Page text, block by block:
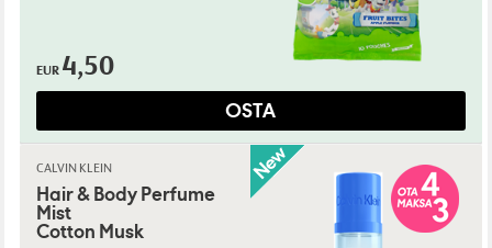
EUR 4,50
OSTA
CALVIN KLEIN
Hair & Body Perfume
Mist
Cotton Musk